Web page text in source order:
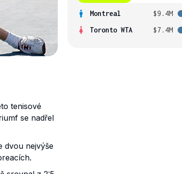
tenisové
se nadřel
dvou nejvýše
Montreal $9.4M
Toronto WTA
$7.4M